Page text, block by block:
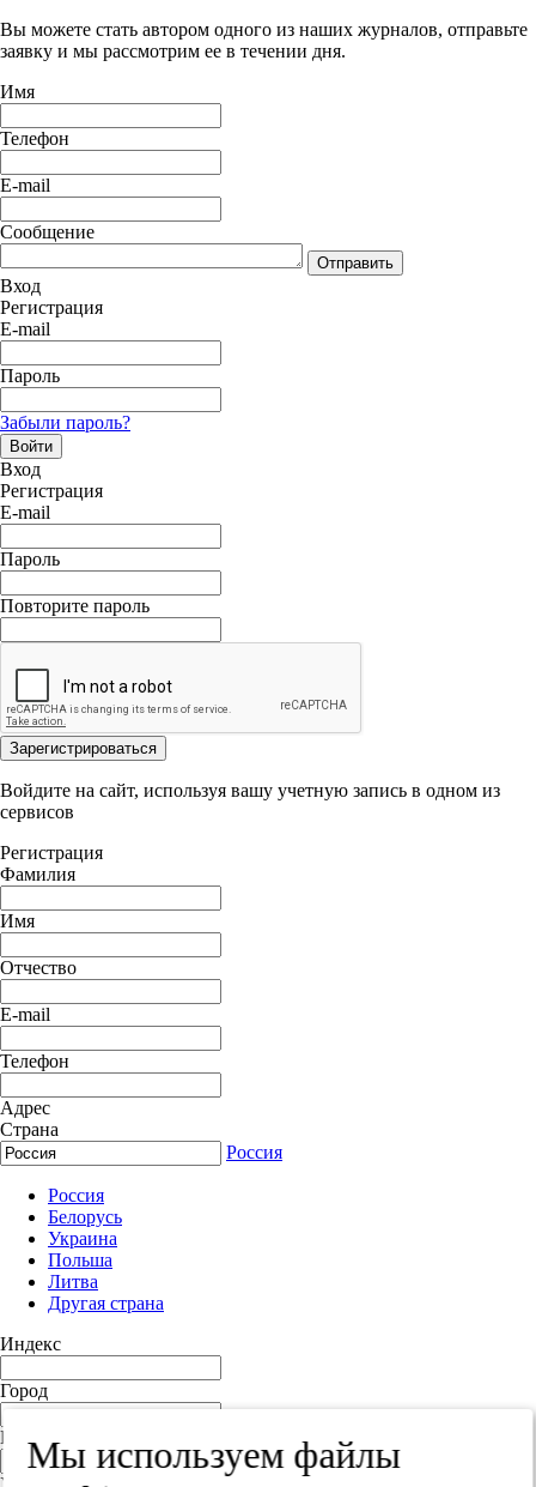
Вы можете стать автором одного из наших журналов, отправьте
заявку и мы рассмотрим ее в течении дня.
Имя
Телефон
E-mail
Сообщение
Отправить
Вход
Регистрация
E-mail
Пароль
Забыли пароль?
Войти
Вход
Регистрация
E-mail
Пароль
Повторите пароль
Зарегистрироваться
Войдите на сайт, используя вашу учетную запись в одном из
сервисов
Регистрация
Фамилия
Имя
Отчество
E-mail
Телефон
Адрес
Страна
Россия
Россия
Белорусь
Украина
Польша
Литва
Другая страна
Индекс
Город
КрайМы используем файлы